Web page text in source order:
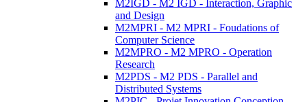
M2IGD - M2 IGD - Interaction, Graphic
and Design
M2MPRI - M2 MPRI - Foudations of
Computer Science
M2MPRO - M2 MPRO - Operation
Research
M2PDS - M2 PDS - Parallel and
Distributed Systems